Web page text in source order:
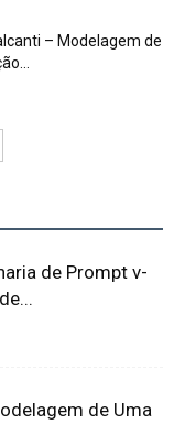
– Modelagem de
de Prompt v-
de Uma